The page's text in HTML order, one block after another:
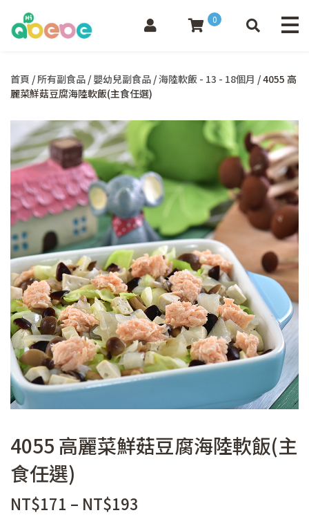
0
首頁 / 所有副食品 / 嬰幼兒副食品 /海陸軟飯 - 13 - 18個月 / 4055 高
麗菜鮮菇豆腐海陸軟飯(主食任選)
4055 高麗菜鮮菇豆腐海陸軟飯(主
食任選)
NT$171 – NT$193